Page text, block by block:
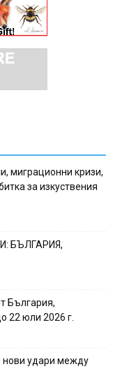
миграционни кризи,
за изкуствения
БЪЛГАРИЯ,
България,
22 юли 2026 г.
нови удари между